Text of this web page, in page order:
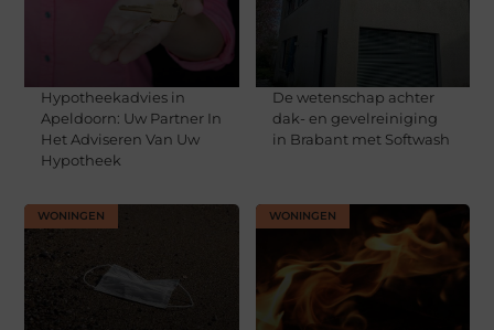
Hypotheekadvies in
Apeldoorn: Uw Partner In
Het Adviseren Van Uw
Hypotheek
De wetenschap achter
dak- en gevelreiniging
in Brabant met Softwash
WONINGEN WONINGEN